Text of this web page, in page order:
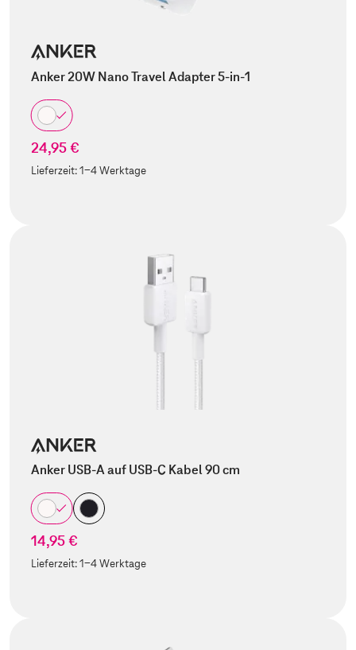
Anker 20W Nano Travel Adapter 5-in-1
24,95 €
Lieferzeit:1-4 Werktage
Anker USB-A auf USB-C Kabel 90 cm
14,95 €
Lieferzeit:1-4 Werktage